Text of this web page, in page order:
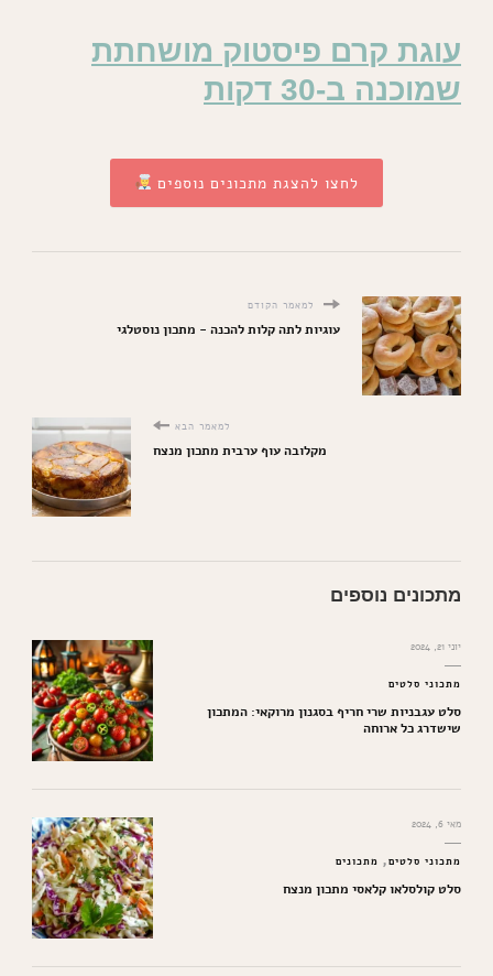
עוגת קרם פיסטוק מושחתת
שמוכנה ב-30 דקות
לחצו להצגת מתכונים נוספים
למאמר הקודם
עוגיות לתה קלות להכנה - מתכון נוסטלגי
למאמר הבא
מקלובה עוף ערבית מתכון מנצח
מתכונים נוספים
יוני 21, 2024
מתכוני סלטים
סלט עגבניות שרי חריף בסגנון מרוקאי: המתכון
שישדרג כל ארוחה
מאי 6, 2024
מתכוני סלטים מתכונים
סלט קולסלאו קלאסי מתכון מנצח